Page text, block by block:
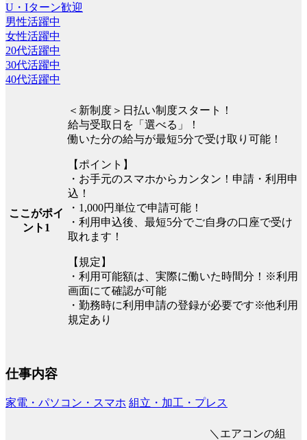
U・Iターン歓迎
男性活躍中
女性活躍中
20代活躍中
30代活躍中
40代活躍中
ここがポイ
ント1
＜新制度＞日払い制度スタート！
給与受取日を「選べる」！
働いた分の給与が最短5分で受け取り可能！
【ポイント】
・お手元のスマホからカンタン！申請・利用申
込！
・1,000円単位で申請可能！
・利用申込後、最短5分でご自身の口座で受け
取れます！
【規定】
・利用可能額は、実際に働いた時間分！※利用
画面にて確認が可能
・勤務時に利用申請の登録が必要です※他利用
規定あり
仕事内容
家電・パソコン・スマホ 組立・加工・プレス
＼エアコンの組